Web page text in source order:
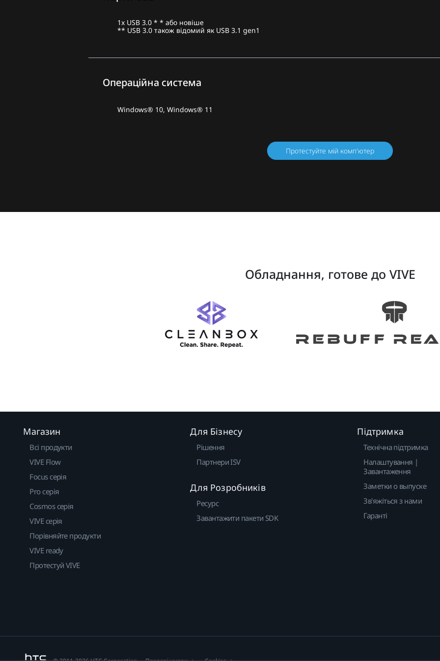
1x USB 3.0 * * або новіше
** USB 3.0 також відомий як USB 3.1 gen1
Операційна система
Windows® 10, Windows® 11
Протестуйте мій комп'ютер
Обладнання, готове до VIVE
Магазин
Всі продукти
VIVE Flow
Focus серія
Pro серія
Cosmos серія
VIVE серія
Порівняйте продукти
VIVE ready
Протестуй VIVE
Для Бізнесу
Рішення
Партнери ISV
Для Розробників
Ресурс
Завантажити пакети SDK
Підтримка
Технічна підтримка
Налаштування |
Завантаження
Заметки о выпуске
Зв'яжіться з нами
Гаранті